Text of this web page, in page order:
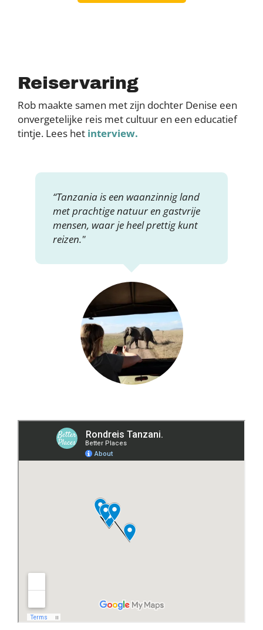
Reiservaring
Rob maakte samen met zijn dochter Denise een
onvergetelijke reis met cultuur en een educatief
tintje. Lees het interview.
“Tanzania is een waanzinnig land
met prachtige natuur en gastvrije
mensen, waar je heel prettig kunt
reizen."